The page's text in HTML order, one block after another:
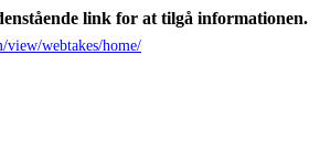
link for at tilgå informationen.
view/webtakes/home/